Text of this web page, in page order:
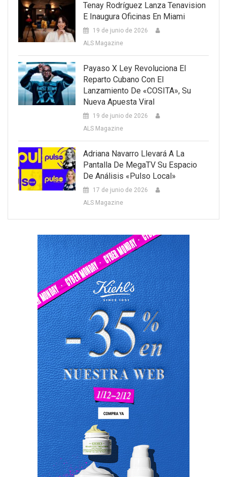
Tenay Rodríguez Lanza Tenavision
E Inaugura Oficinas En Miami
19 de junio de 2026
ALS Magazine
Payaso X Ley Revoluciona El
Reparto Cubano Con El
Lanzamiento De «COSITA», Su
Nueva Apuesta Viral
19 de junio de 2026
ALS Magazine
Adriana Navarro Llevará A La
Pantalla De MegaTV Su Espacio
De Análisis «Pulso Local»
17 de junio de 2026
ALS Magazine